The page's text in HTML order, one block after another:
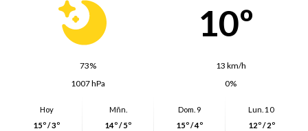
10º
73%
13 km/h
1007 hPa
0%
Hoy
15º / 3º
Mñn.
14º / 5º
Dom. 9
15º / 4º
Lun. 10
12º / 2º